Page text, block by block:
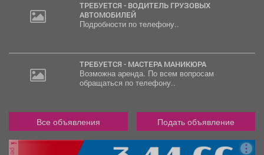
ТРЕБУЕТСЯ - ВОДИТЕЛЬ ГРУЗОВЫХ
АВТОМОБИЛЕЙ
Подробности по телефону..
ТРЕБУЕТСЯ - МАСТЕРА МАНИКЮРА
Возможна аренда. По всем вопросам
обращаться по телефону..
Все объявления Подать объявление